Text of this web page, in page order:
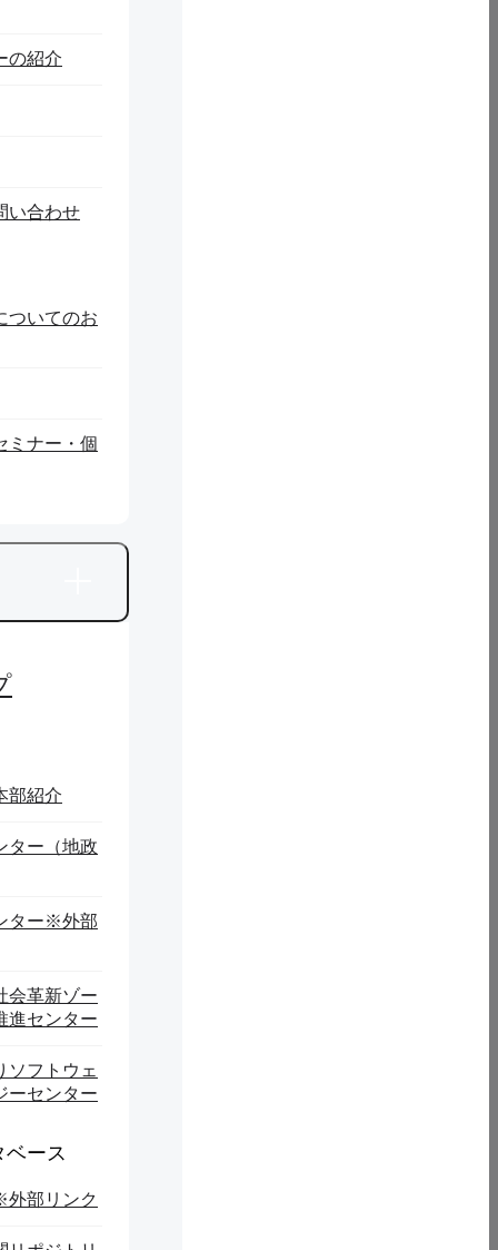
の紹介
い合わせ
ついてのお
ミナー・個
部紹介
ター（地政
ター※外部
会革新ゾー
進センター
ソフトウェ
ーセンター
ベース
部リンク